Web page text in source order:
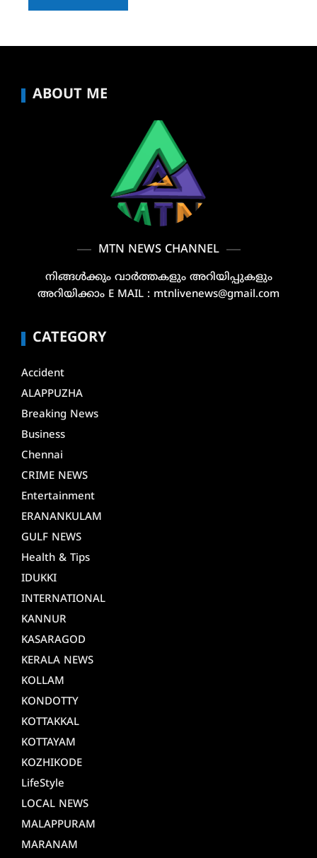
ABOUT ME
MTN NEWS CHANNEL
നിങ്ങൾക്കും വാർത്തകളും അറിയിപ്പുകളും
അറിയിക്കാം E MAIL : mtnlivenews@gmail.com
CATEGORY
Accident
ALAPPUZHA
Breaking News
Business
Chennai
CRIME NEWS
Entertainment
ERANANKULAM
GULF NEWS
Health & Tips
IDUKKI
INTERNATIONAL
KANNUR
KASARAGOD
KERALA NEWS
KOLLAM
KONDOTTY
KOTTAKKAL
KOTTAYAM
KOZHIKODE
LifeStyle
LOCAL NEWS
MALAPPURAM
MARANAM